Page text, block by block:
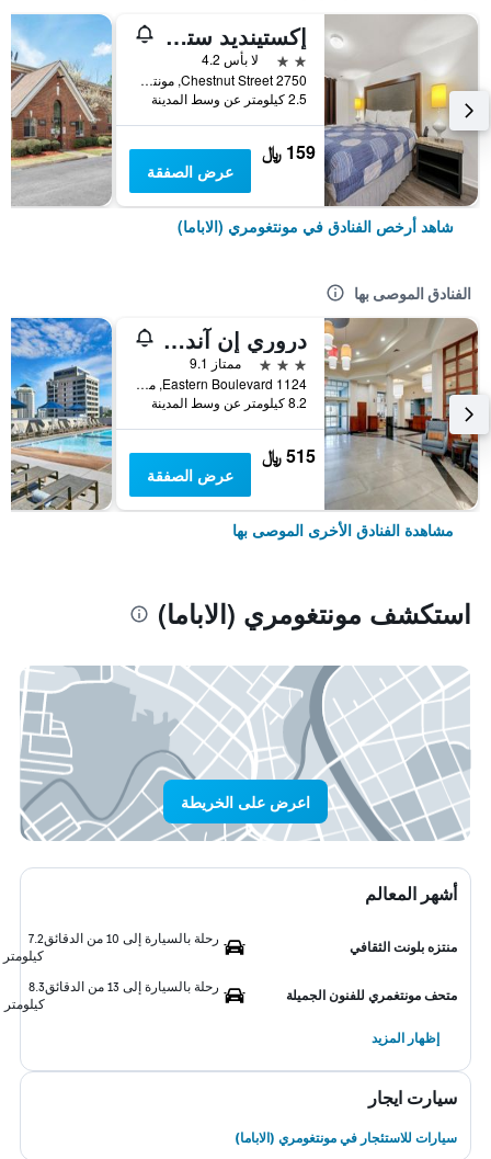
إكستينديد ستاي استوديوز
2 نجمتين
لا بأس 4.2
2750 Chestnut Street, مونتغومري (الاباما), AL, الولايات المتحدة الأميريكية
2.5 كيلومتر عن وسط المدينة
159 ﷼
عرض الصفقة
شاهد أرخص الفنادق في مونتغومري (الاباما)
الفنادق الموصى بها
دروري إن آند سويتس مونتوجمري
3 نجوم
ممتاز 9.1
1124 Eastern Boulevard, مونتغومري (الاباما), AL, الولايات المتحدة الأميريكية
8.2 كيلومتر عن وسط المدينة
515 ﷼
عرض الصفقة
مشاهدة الفنادق الأخرى الموصى بها
استكشف مونتغومري (الاباما)
اعرض على الخريطة
أشهر المعالم
منتزه بلونت الثقافي
رحلة بالسيارة إلى 10 من الدقائق
7.2
كيلومتر
متحف مونتغمري للفنون الجميلة
رحلة بالسيارة إلى 13 من الدقائق
8.3
كيلومتر
إظهار المزيد
سيارت ايجار
سيارات للاستئجار في مونتغومري (الاباما)